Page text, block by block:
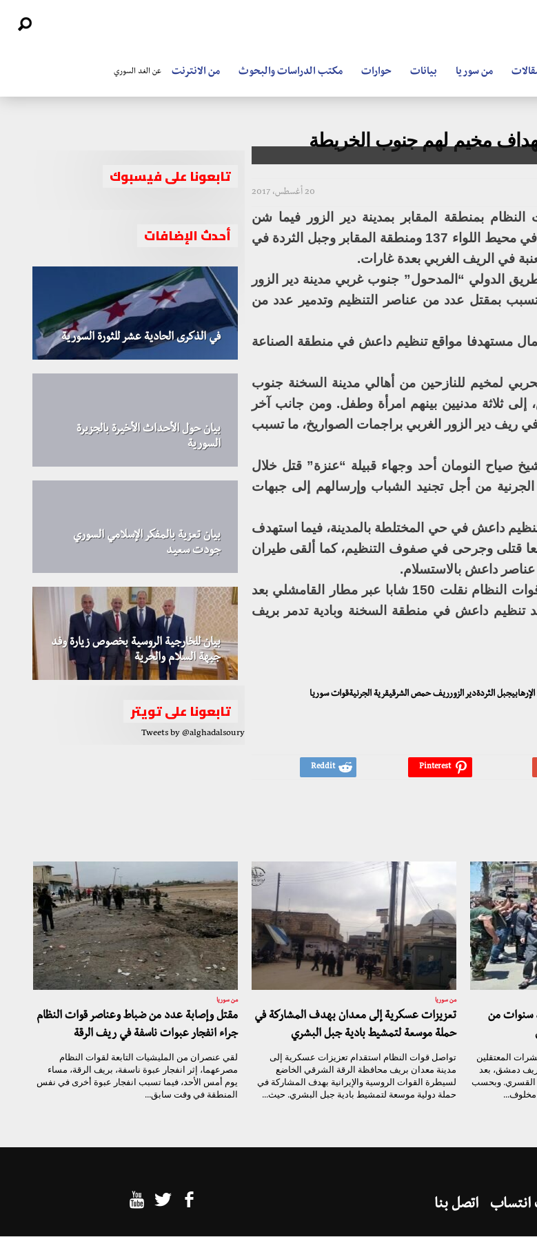
من سوريا بيانات حوارات مكتب الدراسات والبحوث من الانترنت عن الغد السوري
مخيم لهم جنوب الخريطة
20 أغسطس، 2017
بمنطقة المقابر بمدينة دير الزور فيما شن
الطيران الحربي التابع للنظام غارات على مواقع التنظيم في محيط اللواء 137 ومنطقة المقابر وجبل الثردة في
في الريف الغربي بعدة غارات.
الدولي “المدحول” جنوب غربي مدينة دير الزور
بمقتل عدد من عناصر التنظيم وتدمير عدد من
مستهدفا مواقع تنظيم داعش في منطقة الصناعة
لمخيم للنازحين من أهالي مدينة السخنة جنوب
إلى ثلاثة مدنيين بينهم امرأة وطفل. ومن جانب آخر
دير الزور الغربي براجمات الصواريخ، ما تسبب
صياح النومان أحد وجهاء قبيلة “عنزة” قتل خلال
من أجل تجنيد الشباب وإرسالهم إلى جبهات
داعش في حي المختلطة بالمدينة، فيما استهدف
قتلى وجرحى في صفوف التنظيم، كما ألقى طيران
عناصر داعش بالاستسلام.
أما في محافظة الحسكة، فقد أفاد نشطاء ميدانيون أن قوات النظام نقلت 150 شابا عبر مطار القامشلي بعد
تنظيم داعش في منطقة السخنة وبادية تدمر بريف
الخامساللواء 137تدمرتنظيم داعش الإرهابيجبل الثردةدير الزورريف حمص الشرقيقرية الجرنيةقوات سوريا
تابعونا على فيسبوك
أحدث الإضافات
في الذكرى الحادية عشر للثورة السورية
بيان حول الأحداث الأخيرة بالجزيرة
السورية
بيان تعزية بالمفكر الإسلامي السوري
جودت سعيد
بيان للخارجية الروسية بخصوص زيارة وفد
جبهة السلام والحرية
تابعونا على تويتر
Tweets by @alghadalsoury
سنوات من
المعتقلين
دمشق، بعد
القسري. وبحسب
مخلوف...
من سوريا
تعزيزات عسكرية إلى معدان بهدف المشاركة في
حملة موسعة لتمشيط بادية جبل البشري
تواصل قوات النظام استقدام تعزيزات عسكرية إلى
مدينة معدان بريف محافظة الرقة الشرقي الخاضع
لسيطرة القوات الروسية والإيرانية بهدف المشاركة في
حملة دولية موسعة لتمشيط بادية جبل البشري. حيث...
من سوريا
مقتل وإصابة عدد من ضباط وعناصر قوات النظام
جراء انفجار عبوات ناسفة في ريف الرقة
لقي عنصران من المليشيات التابعة لقوات النظام
مصرعهما، إثر انفجار عبوة ناسفة، بريف الرقة، مساء
يوم أمس الأحد، فيما تسبب انفجار عبوة أخرى في نفس
المنطقة في وقت سابق...
اتصل بنا